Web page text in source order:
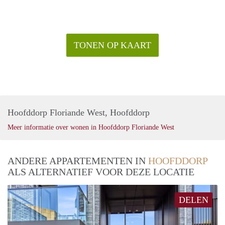
TONEN OP KAART
Hoofddorp Floriande West, Hoofddorp
Meer informatie over wonen in Hoofddorp Floriande West
ANDERE APPARTEMENTEN IN HOOFDDORP
ALS ALTERNATIEF VOOR DEZE LOCATIE
DELEN